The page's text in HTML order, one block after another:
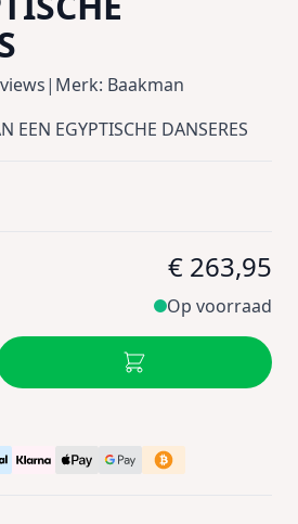
| Merk: Baakman
EEN EGYPTISCHE DANSERES
€ 263,95
Op voorraad